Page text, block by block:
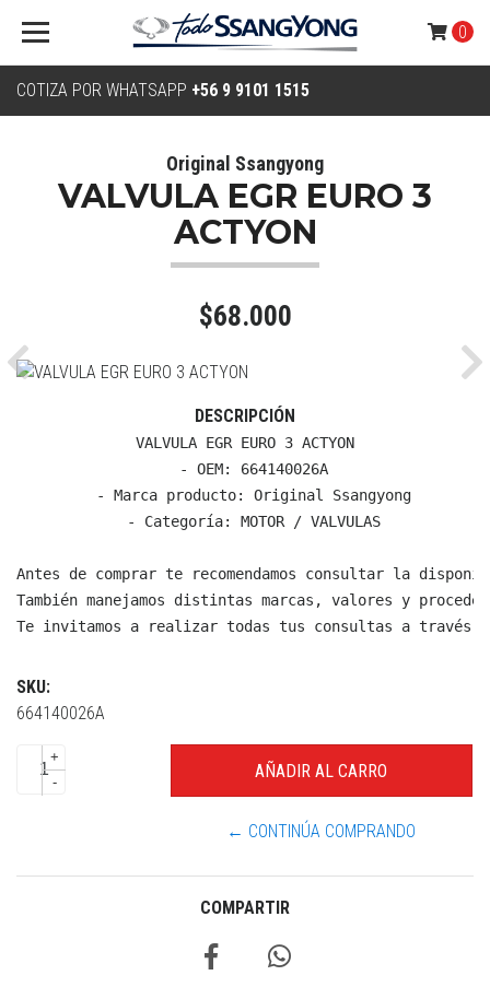
COTIZA POR WHATSAPP +56 9 9101 1515
0
Original Ssangyong
VALVULA EGR EURO 3
ACTYON
$68.000
Previous
DESCRIPCIÓN
VALVULA EGR EURO 3 ACTYON
  - OEM: 664140026A
  - Marca producto: Original Ssangyong
  - Categoría: MOTOR / VALVULAS
Antes de comprar te recomendamos consultar la
También manejamos distintas marcas, valores y
Te invitamos a realizar todas tus consultas a través
SKU:
664140026A
+
-
← CONTINÚA COMPRANDO
COMPARTIR